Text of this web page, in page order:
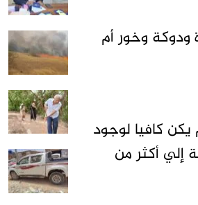
ودوكة وخور أم
يكن كافيا لوجود
إلي أكثر من